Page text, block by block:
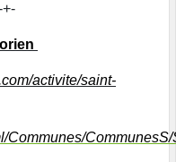
activite/saint-
Communes/